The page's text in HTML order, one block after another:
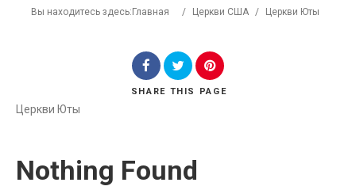
Вы находитесь здесь:Главная / Церкви США / Церкви Юты
SHARE THIS PAGE
Церкви Юты
Nothing Found